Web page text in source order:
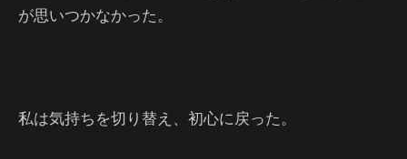
が思いつかなかった。
私は気持ちを切り替え、初心に戻った。